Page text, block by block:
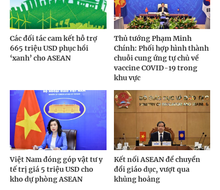
Các đối tác cam kết hỗ trợ
665 triệu USD phục hồi
‘xanh’ cho ASEAN
Thủ tướng Phạm Minh
Chính: Phối hợp hình thành
chuỗi cung ứng tự chủ về
vaccine COVID-19 trong
khu vực
Việt Nam đóng góp vật tư y
tế trị giá 5 triệu USD cho
kho dự phòng ASEAN
Kết nối ASEAN để chuyển
đổi giáo dục, vượt qua
khủng hoảng